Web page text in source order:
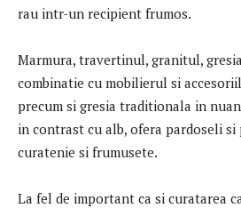
rau intr-un recipient frumos.
Marmura, travertinul, granitul,
combinatie cu mobilierul si
precum si gresia traditionala in
in contrast cu alb, ofera pardoseli si
curatenie si frumusete.
La fel de important ca si curatarea